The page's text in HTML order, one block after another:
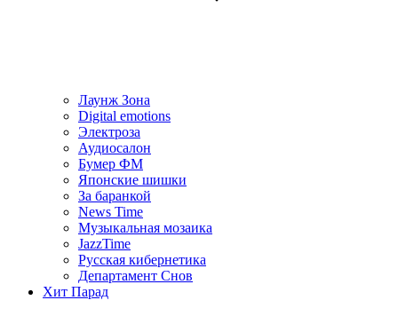
Лаунж Зона
Digital emotions
Электроза
Аудиосалон
Бумер ФМ
Японскиe шишки
За баранкой
News Time
Музыкальная мозаика
JazzTime
Русская кибернетика
Департамент Снов
Хит Парад